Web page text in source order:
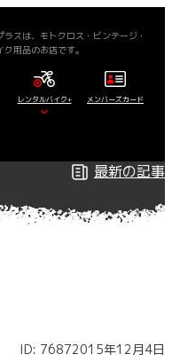
スは、モトクロス・ビンテージ・
用品のお店です。
レンタルバイク+ メンバーズカード
最新の記事
ID: 76872015年12月4日